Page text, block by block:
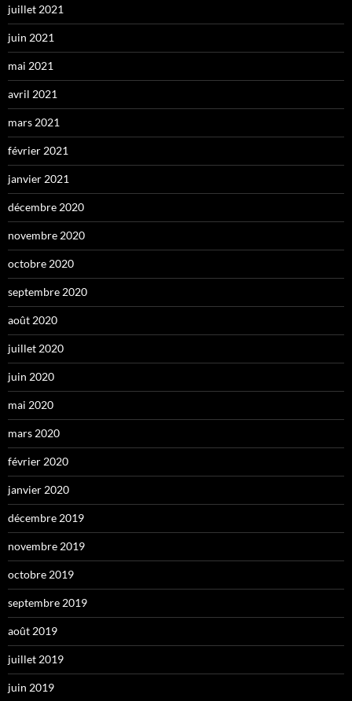
juillet 2021
juin 2021
mai 2021
avril 2021
mars 2021
février 2021
janvier 2021
décembre 2020
novembre 2020
octobre 2020
septembre 2020
août 2020
juillet 2020
juin 2020
mai 2020
mars 2020
février 2020
janvier 2020
décembre 2019
novembre 2019
octobre 2019
septembre 2019
août 2019
juillet 2019
juin 2019